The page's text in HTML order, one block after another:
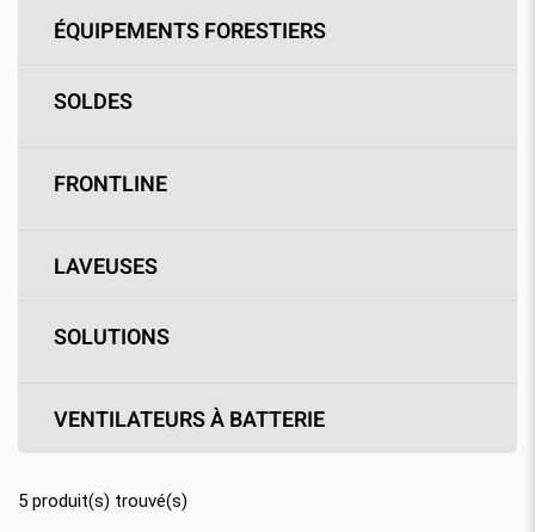
ÉQUIPEMENTS FORESTIERS
SOLDES
FRONTLINE
LAVEUSES
SOLUTIONS
VENTILATEURS À BATTERIE
5 produit(s) trouvé(s)